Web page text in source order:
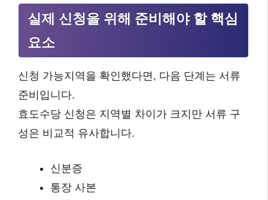
실제 신청을 위해 준비해야 할 핵심
요소
신청 가능지역을 확인했다면, 다음 단계는 서류
준비입니다.
효도수당 신청은 지역별 차이가 크지만 서류 구
성은 비교적 유사합니다.
신분증
통장 사본